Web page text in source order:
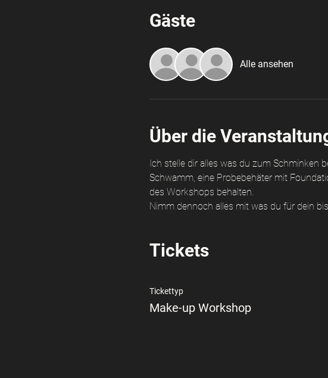
Gäste
Alle ansehen
Über die
Ich stelle dir alles was du zum Schminken
Schwamm, eine Probebehäter mit
des Workshops behalten.
Nimm dennoch alles mit was du für dein
Tickets
Tickettyp
Make-up Workshop